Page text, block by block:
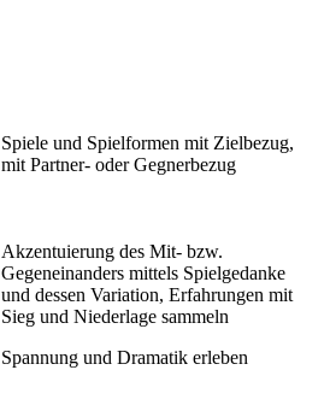
Spiele und Spielformen mit Zielbezug,
mit Partner- oder Gegnerbezug
Akzentuierung des Mit- bzw.
Gegeneinanders mittels Spielgedanke
und dessen Variation, Erfahrungen mit
Sieg und Niederlage sammeln
Spannung und Dramatik erleben